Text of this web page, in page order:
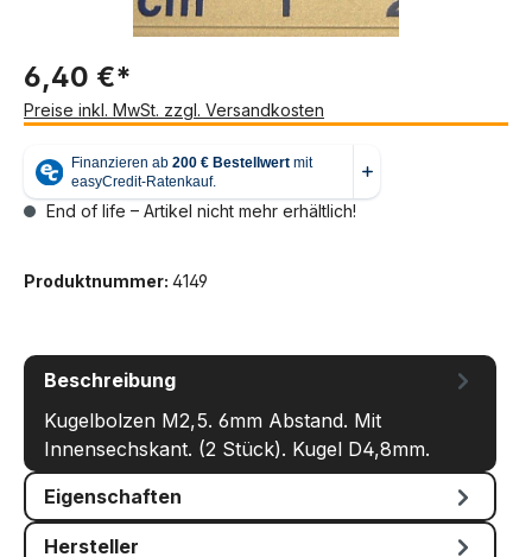
6,40 €*
Preise inkl. MwSt. zzgl. Versandkosten
End of life – Artikel nicht mehr erhältlich!
Produktnummer: 4149
Beschreibung
Kugelbolzen M2,5. 6mm Abstand. Mit
Innensechskant. (2 Stück). Kugel D4,8mm.
Eigenschaften
Hersteller